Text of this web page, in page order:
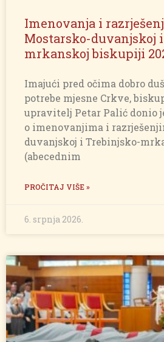
Imenovanja i
Mostarsko-duvanjskoj
mrkanskoj biskupiji
Imajući pred očima dobro
potrebe mjesne Crkve,
upravitelj Petar Palić donio
o imenovanjima i
duvanjskoj i Trebinjsko-
(abecednim
PROČITAJ VIŠE »
6. srpnja 2026.